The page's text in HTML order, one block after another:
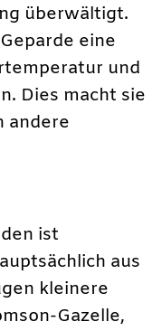
überwältigt.
eine
und
Dies macht sie
andere
ist
aus
kleinere
Gazelle,